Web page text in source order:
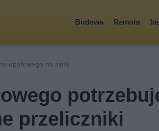
Budowa Remont
opałowego na zimę
przeliczniki